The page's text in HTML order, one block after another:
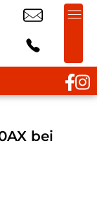
bei